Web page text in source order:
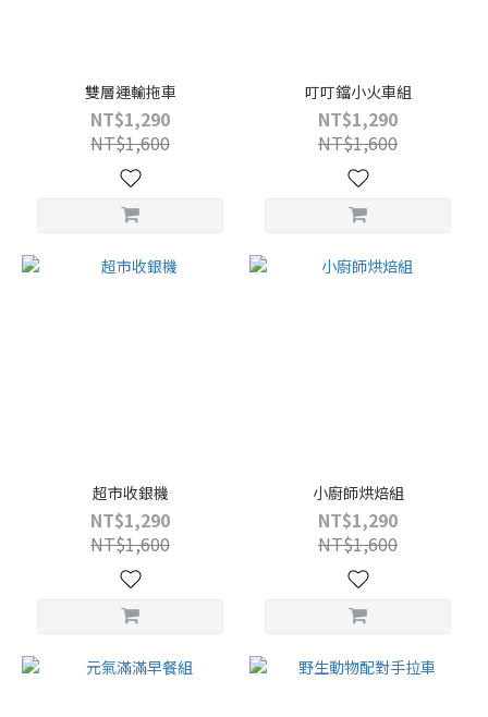
雙層運輸拖車
NT$1,290
NT$1,600
叮叮鐺小火車組
NT$1,290
NT$1,600
超市收銀機
NT$1,290
NT$1,600
小廚師烘焙組
NT$1,290
NT$1,600